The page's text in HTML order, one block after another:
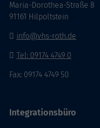
Maria-Dorothea-Straße 8
91161 Hilpoltstein
info@vhs-roth.de
Tel: 09174 4749 0
Fax: 09174 4749 50
Integrationsbüro